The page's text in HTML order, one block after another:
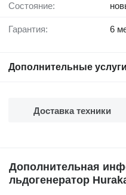
Состояние:
Гарантия: 6
Дополнительные услуги
Доставка техники
Дополнительная
льдогенератор